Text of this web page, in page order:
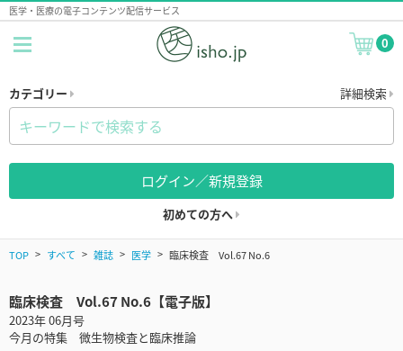
医学・医療の電子コンテンツ配信サービス
0
カテゴリー 詳細検索
ログイン／新規登録
初めての方へ
TOP すべて 雑誌 医学 臨床検査 Vol.67 No.6
臨床検査 Vol.67 No.6【電子版】
2023年 06月号
今月の特集 微生物検査と臨床推論